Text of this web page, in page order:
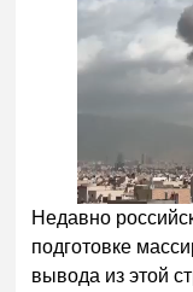
Недавно
подготовке
вывода из этой